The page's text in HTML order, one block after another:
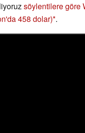
söylentilere göre
458 dolar) .